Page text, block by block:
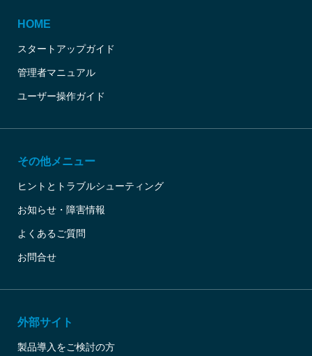
HOME
スタートアップガイド
管理者マニュアル
ユーザー操作ガイド
その他メニュー
ヒントとトラブルシューティング
お知らせ・障害情報
よくあるご質問
お問合せ
外部サイト
製品導入をご検討の方